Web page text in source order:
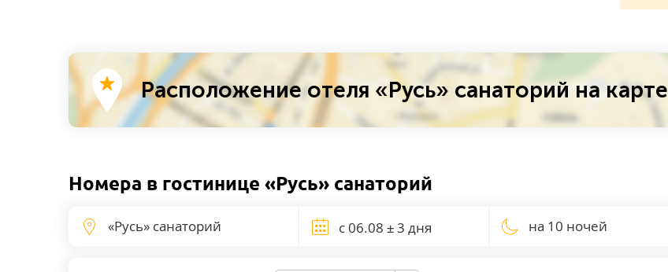
Расположение отеля «Русь» санаторий на карте
Номера в гостинице «Русь» санаторий
на 10 ночей